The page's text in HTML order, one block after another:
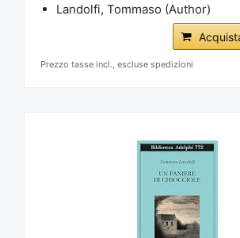
Landolfi, Tommaso (Author)
Prezzo tasse incl., escluse spedizioni